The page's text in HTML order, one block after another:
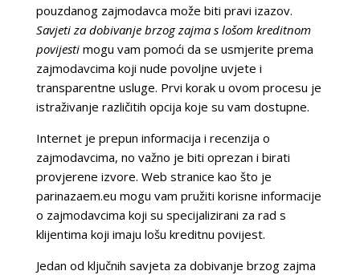
pouzdanog zajmodavca može biti pravi izazov.
Savjeti za dobivanje brzog zajma s lošom kreditnom
povijestimogu vam pomoći da se usmjerite prema
zajmodavcima koji nude povoljne uvjete i
transparentne usluge. Prvi korak u ovom procesu je
istraživanje različitih opcija koje su vam dostupne.
Internet je prepun informacija i recenzija o
zajmodavcima, no važno je biti oprezan i birati
provjerene izvore. Web stranice kao što je
parinazaem.eu mogu vam pružiti korisne informacije
o zajmodavcima koji su specijalizirani za rad s
klijentima koji imaju lošu kreditnu povijest.
Jedan od ključnih savjeta za dobivanje brzog zajma